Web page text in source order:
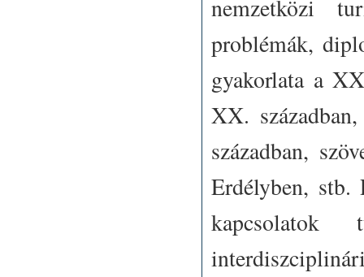
nemzetközi
problémák,
gyakorlata a
XX.
században,
Erdélyben, stb.
kapcsolatok